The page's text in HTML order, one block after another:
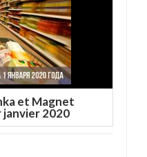
et Magnet
2020